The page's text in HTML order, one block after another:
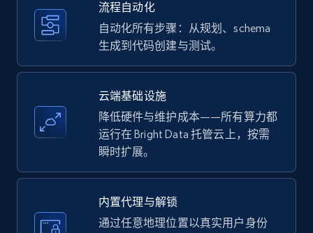
Title, Seller name, Brand, Description, Initial
price, Currency, Availability, Reviews count, and
Amazon products - find products by using
upc numbers
price, Currency, Availability, Reviews count, and
more.
流程自动化
自动化所有步骤：从规划、schema
生成到代码创建与测试。
云端基础设施
降低硬件与维护成本——所有算力都
运行在 Bright Data 托管云上，按需
瞬时扩展。
内置代理与解锁
通过任意地理位置以真实用户身份